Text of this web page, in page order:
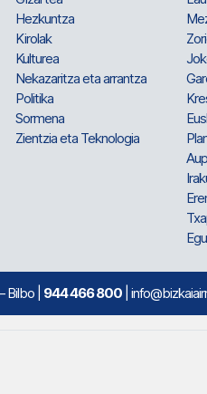
Hezkuntza
Kirolak
Kulturea
Nekazaritza eta arrantza
Politika
Sormena
Zientzia eta Teknologia
Bilbo | 944 466 800 |